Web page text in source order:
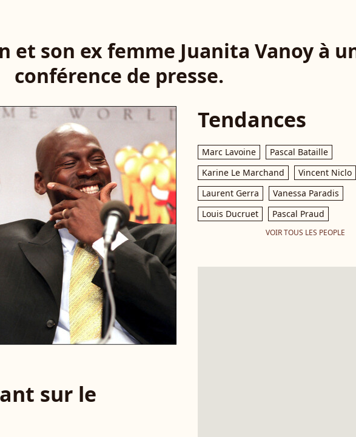
et son ex femme Juanita Vanoy à
conférence de presse.
sur le
Tendances
Marc Lavoine
Pascal Bataille
Karine Le Marchand
Vincent Niclo
Laurent Gerra
Vanessa Paradis
Louis Ducruet
Pascal Praud
VOIR TOUS LES PEOPLE